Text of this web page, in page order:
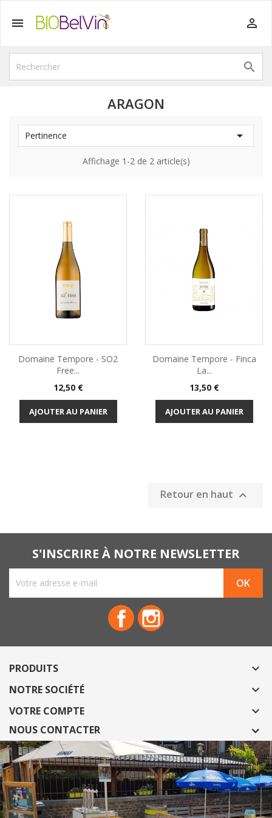
 

ARAGON
Pertinence 
Affichage 1-2 de 2 article(s)
Domaine Tempore - SO2
Free...
Prix
12,50 €
AJOUTER AU PANIER
Domaine Tempore - Finca
La...
Prix
13,50 €
AJOUTER AU PANIER
Retour en haut 
S'INSCRIRE À NOTRE NEWSLETTER
Facebook
PRODUITS 
NOTRE SOCIÉTÉ 
VOTRE COMPTE 
NOUS CONTACTER